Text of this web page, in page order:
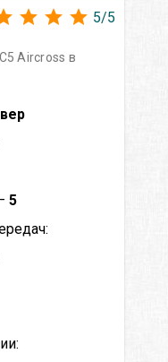
5/5
Aircross в
5